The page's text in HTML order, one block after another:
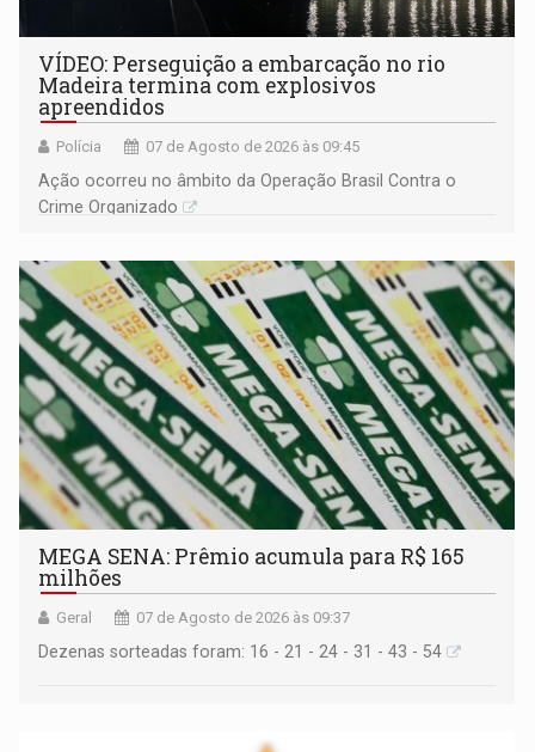
VÍDEO: Perseguição a embarcação no rio
Madeira termina com explosivos
apreendidos
Polícia 07 de Agosto de 2026 às 09:45
Ação ocorreu no âmbito da Operação Brasil Contra o
Crime Organizado
MEGA SENA: Prêmio acumula para R$ 165
milhões
Geral 07 de Agosto de 2026 às 09:37
Dezenas sorteadas foram: 16 - 21 - 24 - 31 - 43 - 54